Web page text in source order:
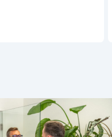
en kalibreren van
je een passie
service aan